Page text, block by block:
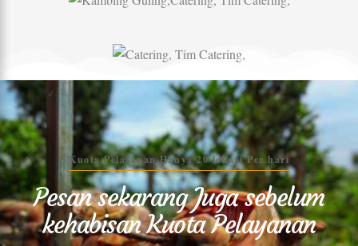
Kuota Pelayanan Hanya 20 lokasi Per hari
Pesan sekarang Juga sebelum
kehabisan Kuota Pelayanan